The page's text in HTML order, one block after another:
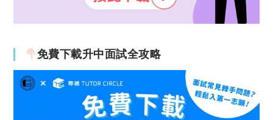
免費下載升中面試全攻略